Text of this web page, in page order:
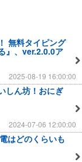
無料タイピング
』、ver.2.0.0ア
2025-08-19 16:00:00
しん坊！おにぎ
2024-07-06 12:00:00
はどのくらいも